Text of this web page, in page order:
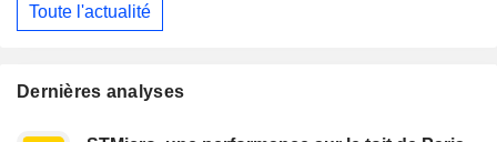
Toute l'actualité
Dernières analyses